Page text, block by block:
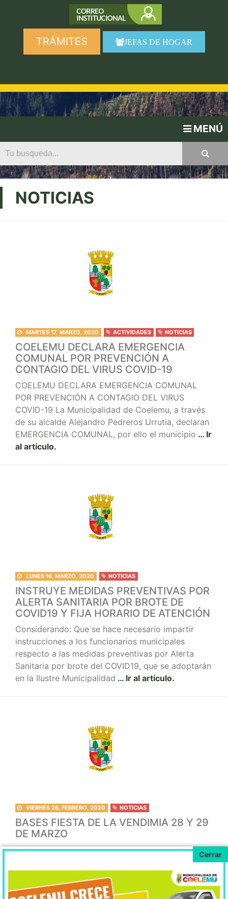
TRÁMITES JEFAS DE HOGAR
MENÚ
NOTICIAS
MARTES 17, MARZO, 2020 ACTIVIDADES NOTICIAS
COELEMU DECLARA EMERGENCIA
COMUNAL POR PREVENCIÓN A
CONTAGIO DEL VIRUS COVID-19
COELEMU DECLARA EMERGENCIA COMUNAL
POR PREVENCIÓN A CONTAGIO DEL VIRUS
COVID-19 La Municipalidad de Coelemu, a través
de su alcalde Alejandro Pedreros Urrutia, declaran
EMERGENCIA COMUNAL, por ello el municipio … Ir
al artículo.
LUNES 16, MARZO, 2020 NOTICIAS
INSTRUYE MEDIDAS PREVENTIVAS POR
ALERTA SANITARIA POR BROTE DE
COVID19 Y FIJA HORARIO DE ATENCIÓN
Considerando: Que se hace necesario impartir
instrucciones a los funcionarios municipales
respecto a las medidas preventivas por Alerta
Sanitaria por brote del COVID19, que se adoptarán
en la Ilustre Municipalidad … Ir al artículo.
VIERNES 28, FEBRERO, 2020 NOTICIAS
BASES FIESTA DE LA VENDIMIA 28 Y 29
DE MARZO